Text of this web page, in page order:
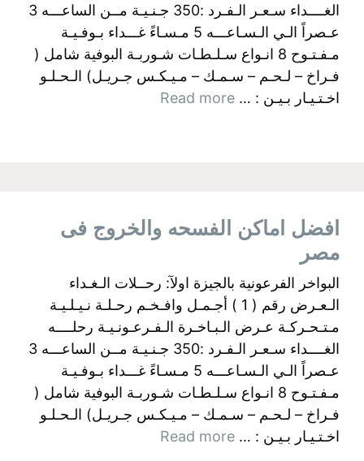
الغــــداء سـعـر الـفـرد :350 جـنـيـة مــن الساعـــه 3
عـصراً الـي الـسـاعـــه 5 مـسـاءً غـــداء بـوفـيـة
مـفـتـوح 8 انـواع سـلـطـات شـوربـة البوفية شامل (
فـراخ – لـحـم – سـمـك – مـيـكـس جـريـل) الـحـلـو
اخـتـيـار بـيـن : … Read more
افضل اماكن الفسحه والخروج فى
مصر
البواخر الفرعونية بالجيزة اولآ: رحــلات الـغـداء
الـعـرض رقم ( 1 ) أجـمـل وافـخـم رحـلـة نـيـلـيـة
مـتـحـركـة عـرض الـبـاخـرة الـفـرعـونـيـة رحلــــه
الغــــداء سـعـر الـفـرد :350 جـنـيـة مــن الساعـــه 3
عـصراً الـي الـسـاعـــه 5 مـسـاءً غـــداء بـوفـيـة
مـفـتـوح 8 انـواع سـلـطـات شـوربـة البوفية شامل (
فـراخ – لـحـم – سـمـك – مـيـكـس جـريـل) الـحـلـو
اخـتـيـار بـيـن : … Read more